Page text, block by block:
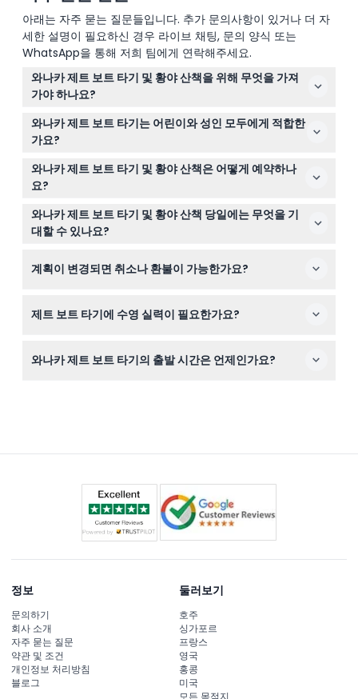
아래는 자주 묻는 질문들입니다. 추가 문의사항이 있거나 더 자
세한 설명이 필요하신 경우 라이브 채팅, 문의 양식 또는
WhatsApp을 통해 저희 팀에게 연락해주세요.
와나카 제트 보트 타기 및 황야 산책을 위해 무엇을 가져
가야 하나요?
햇볕으로부터 보호하기 위해 자외선 차단제와 선글라스를
꼭 챙기세요. 필요 시 젖은 날씨 장비가 제공되며, 안전을 위
해 구명조끼도 지급됩니다.
와나카 제트 보트 타기는 어린이와 성인 모두에게 적합한
가요?
네, 4세 이상 참여 가능하며 15세 이상 어린이는 성인 요금
이 적용됩니다. 단, 임신 중인 여성에게는 적합하지 않습니
다.
와나카 제트 보트 타기 및 황야 산책은 어떻게 예약하나
요?
이 웹사이트에서 바로 온라인으로 티켓을 예약할 수 있으
며, 예약 과정에서 가능한 출발 시간을 선택하실 수 있습니
다.
와나카 제트 보트 타기 및 황야 산책 당일에는 무엇을 기
대할 수 있나요?
즐기고, 이후 이끼가 덮인 숲과 빙하가 공급하는 시냇물을
계획이 변경되면 취소나 환불이 가능한가요?
날짜와 시간을 신중히 확인해 주세요.
제트 보트 타기에 수영 실력이 필요한가요?
비가 제공되며, 숙련된 가이드가 모험 내내 안전을 책임집
와나카 제트 보트 타기의 출발 시간은 언제인가요?
정보
문의하기
회사 소개
자주 묻는 질문
약관 및 조건
개인정보 처리방침
블로그
둘러보기
호주
싱가포르
프랑스
영국
홍콩
미국
모든 목적지